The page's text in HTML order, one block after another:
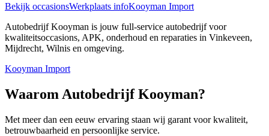
Bekijk occasionsWerkplaats infoKooyman Import
Autobedrijf Kooyman is jouw full-service autobedrijf voor
kwaliteitsoccasions, APK, onderhoud en reparaties in Vinkeveen,
Mijdrecht, Wilnis en omgeving.
Kooyman Import
Waarom Autobedrijf Kooyman?
Met meer dan een eeuw ervaring staan wij garant voor kwaliteit,
betrouwbaarheid en persoonlijke service.